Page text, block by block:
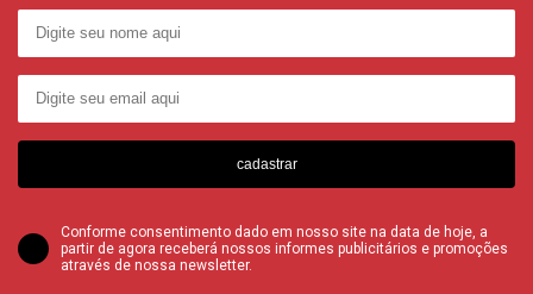
cadastrar
Conforme consentimento dado em nosso site na data de hoje, a
partir de agora receberá nossos informes publicitários e promoções
através de nossa newsletter.